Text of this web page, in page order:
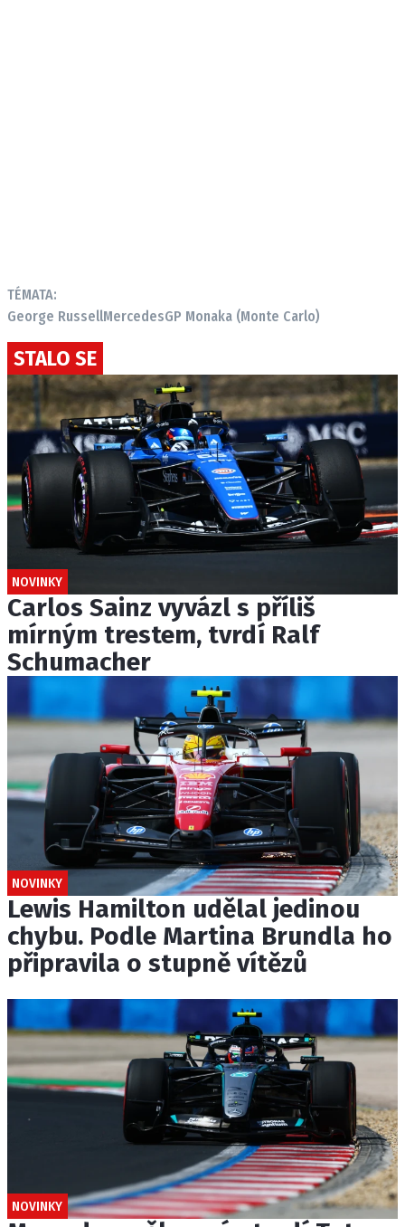
TÉMATA:
George RussellMercedesGP Monaka (Monte Carlo)
STALO SE
NOVINKY
Carlos Sainz vyvázl s příliš
mírným trestem, tvrdí Ralf
Schumacher
NOVINKY
Lewis Hamilton udělal jedinou
chybu. Podle Martina Brundla ho
připravila o stupně vítězů
NOVINKY